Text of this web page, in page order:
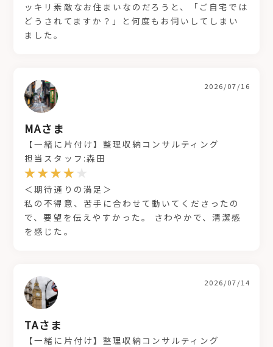
ッキリ素敵なお住まいなのだろうと、「ご自宅では
どうされてますか？」と何度もお伺いしてしまい
ました。
MAさま
2026/07/16
【一緒に片付け】整理収納コンサルティング
担当スタッフ:森田
＜期待通りの満足＞
私の不得意、苦手に合わせて動いてくださったの
で、要望を伝えやすかった。 さわやかで、清潔感
を感じた。
TAさま
2026/07/14
【一緒に片付け】整理収納コンサルティング